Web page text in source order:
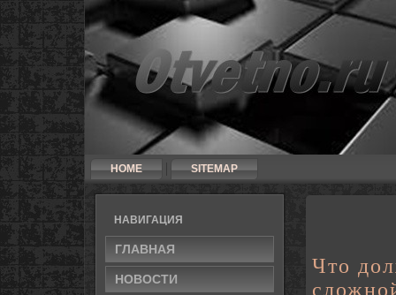
HOME SITEMAP
НАВИГАЦИЯ
ГЛАВНАЯ
НОВОСТИ
Что